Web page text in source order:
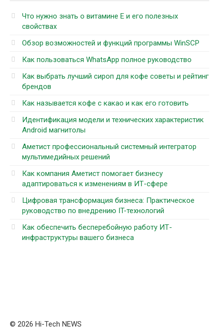
Что нужно знать о витамине Е и его полезных
свойствах
Обзор возможностей и функций программы WinSCP
Как пользоваться WhatsApp полное руководство
Как выбрать лучший сироп для кофе советы и рейтинг
брендов
Как называется кофе с какао и как его готовить
Идентификация модели и технических характеристик
Android магнитолы
Аметист профессиональный системный интегратор
мультимедийных решений
Как компания Аметист помогает бизнесу
адаптироваться к изменениям в ИТ-сфере
Цифровая трансформация бизнеса: Практическое
руководство по внедрению IT-технологий
Как обеспечить бесперебойную работу ИТ-
инфраструктуры вашего бизнеса
© 2026 Hi-Tech NEWS